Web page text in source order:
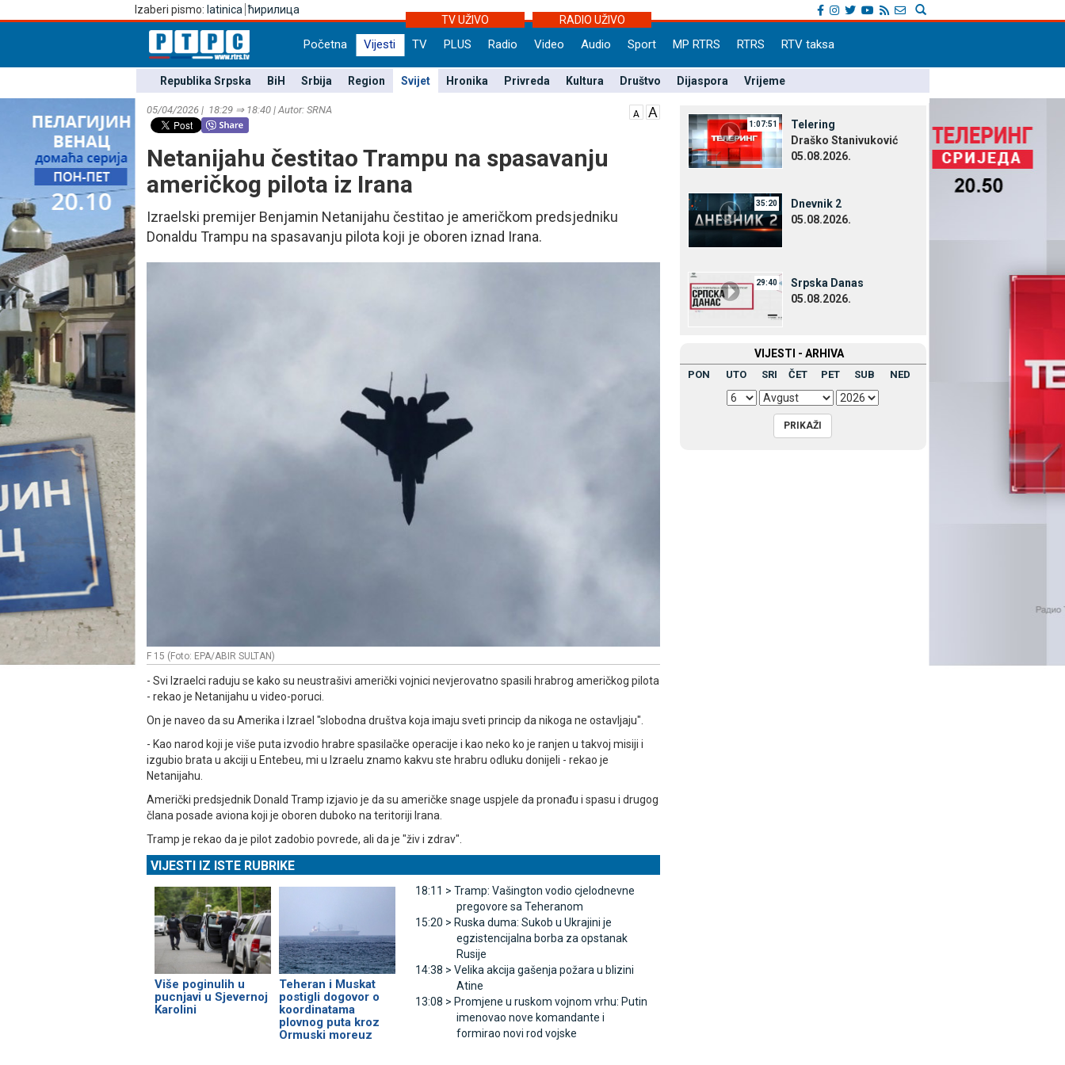
Izaberi pismo: latinica ћирилица
TV UŽIVO
RADIO UŽIVO
Početna Vijesti TV PLUS Radio Video Audio Sport MP RTRS RTRS RTV taksa
Republika Srpska BiH Srbija Region Svijet Hronika Privreda Kultura Društvo Dijaspora Vrijeme
05/04/2026 | 18:29 ⇒ 18:40 | Autor: SRNA
Netanijahu čestitao Trampu na spasavanju
američkog pilota iz Irana
Izraelski premijer Benjamin Netanijahu čestitao je američkom predsjedniku
Donaldu Trampu na spasavanju pilota koji je oboren iznad Irana.
F 15 (Foto: EPA/ABIR SULTAN)
- Svi Izraelci raduju se kako su neustrašivi američki vojnici nevjerovatno spasili hrabrog američkog pilota
- rekao je Netanijahu u video-poruci.
On je naveo da su Amerika i Izrael "slobodna društva koja imaju sveti princip da nikoga ne ostavljaju".
- Kao narod koji je više puta izvodio hrabre spasilačke operacije i kao neko ko je ranjen u takvoj misiji i
izgubio brata u akciji u Entebeu, mi u Izraelu znamo kakvu ste hrabru odluku donijeli - rekao je
Netanijahu.
Američki predsjednik Donald Tramp izjavio je da su američke snage uspjele da pronađu i spasu i drugog
člana posade aviona koji je oboren duboko na teritoriji Irana.
Tramp je rekao da je pilot zadobio povrede, ali da je "živ i zdrav".
VIJESTI IZ ISTE RUBRIKE
Više poginulih u
pucnjavi u Sjevernoj
Karolini
Teheran i Muskat
postigli dogovor o
koordinatama
plovnog puta kroz
Ormuski moreuz
18:11 > Tramp: Vašington vodio cjelodnevne
pregovore sa Teheranom
15:20 > Ruska duma: Sukob u Ukrajini je
egzistencijalna borba za opstanak
Rusije
14:38 > Velika akcija gašenja požara u blizini
Atine
13:08 > Promjene u ruskom vojnom vrhu: Putin
imenovao nove komandante i
formirao novi rod vojske
1:07:51
Telering
Draško Stanivuković
05.08.2026.
35:20
Dnevnik 2
05.08.2026.
29:40
Srpska Danas
05.08.2026.
VIЈESTI - ARHIVA
PON UTO SRI ČET PET SUB NED